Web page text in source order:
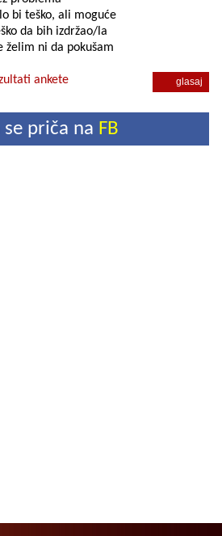
bi teško, ali moguće
da bih izdržao/la
želim ni da pokušam
ankete
se priča na FB